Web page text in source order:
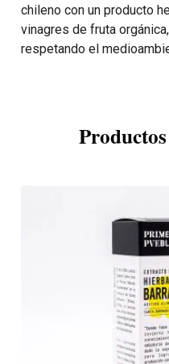
chileno con un producto
vinagres de fruta
respetando el